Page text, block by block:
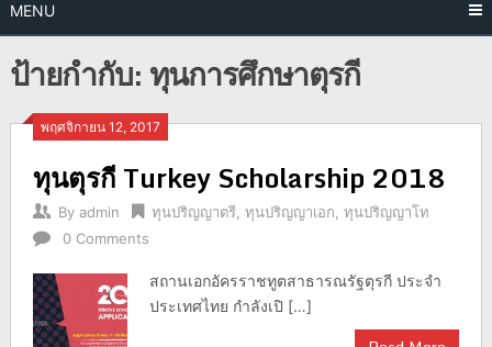
MENU
ป้ายกำกับ:ทุนการศึกษาตุรกี
พฤศจิกายน 12, 2017
ทุนตุรกี Turkey Scholarship 2018
By admin ทุนปริญญาตรี, ทุนปริญญาเอก ทุนปริญญาโท
0 Comments
สถานเอกอัครราชทูตสาธารณรัฐตุรกี ประจำ
ประเทศไทย กำลังเปิ […]